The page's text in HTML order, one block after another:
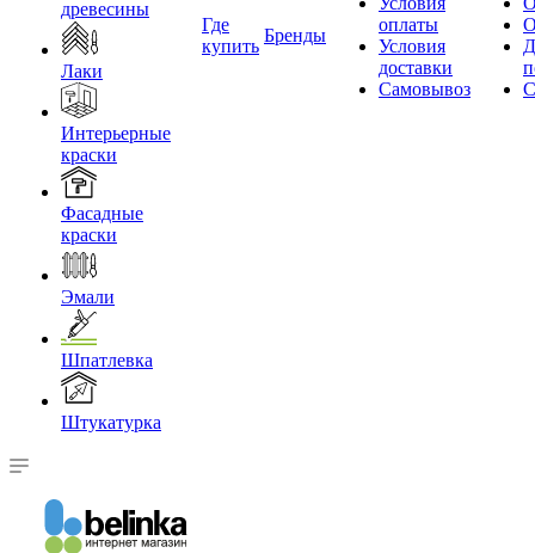
древесины
Лаки
Интерьерные
краски
Фасадные
краски
Эмали
Шпатлевка
Штукатурка
Где
купить
Бренды
оплаты
Условия
доставки
Самовывоз